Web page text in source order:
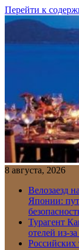
Перейти к
8 августа, 2026
Велозаезд
Японии:
Турагент
отелей из-